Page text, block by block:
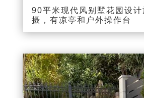
90平米现代风别墅花园设计
摄，有凉亭和户外操作台
视
频
播
放